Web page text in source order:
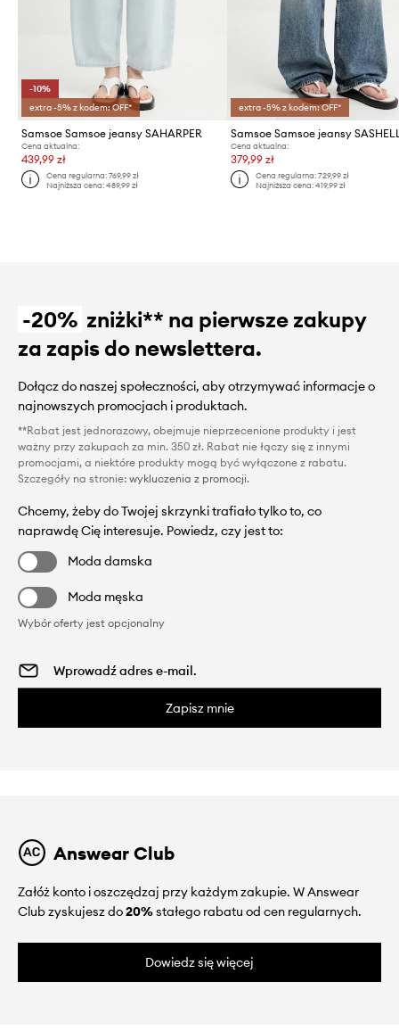
-10%
extra -5% z kodem: OFF*
Samsoe Samsoe jeansy SAHARPER
Cena aktualna:
439,99 zł
Cena regularna:769,99 zł
Najniższa cena:489,99 zł
extra -5% z kodem: OFF*
Samsoe Samsoe jeansy
Cena aktualna:
379,99 zł
Cena regularna: 729,99 zł
Najniższa cena: 419,99 zł
-20% zniżki** na pierwsze zakupy
za zapis do newslettera.
Dołącz do naszej społeczności, aby otrzymywać informacje o
najnowszych promocjach i produktach.
**Rabat jest jednorazowy, obejmuje nieprzecenione produkty i jest
ważny przy zakupach za min. 350 zł. Rabat nie łączy się z innymi
promocjami, a niektóre produkty mogą być wyłączone z rabatu.
Szczegóły na stronie: wykluczenia z promocji.
Chcemy, żeby do Twojej skrzynki trafiało tylko to, co
naprawdę Cię interesuje. Powiedz, czy jest to:
Moda damska
Moda męska
Wybór oferty jest opcjonalny
Zapisz mnie
Answear Club
Załóż konto i oszczędzaj przy każdym zakupie. W Answear
Club zyskujesz do20%stałego rabatu od cen regularnych.
Dowiedz się więcej